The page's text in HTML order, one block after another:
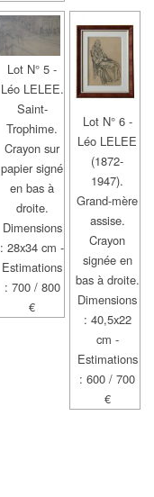
Lot N° 5 -
Léo LELEE.
Saint-
Trophime.
Crayon sur
papier signé
en bas à
droite.
Dimensions
: 28x34 cm -
Estimations
: 700 / 800
€
Lot N° 6 -
Léo LELEE
(1872-
1947).
Grand-mère
assise.
Crayon
signée en
bas à droite.
Dimensions
: 40,5x22
cm -
Estimations
: 600 / 700
€